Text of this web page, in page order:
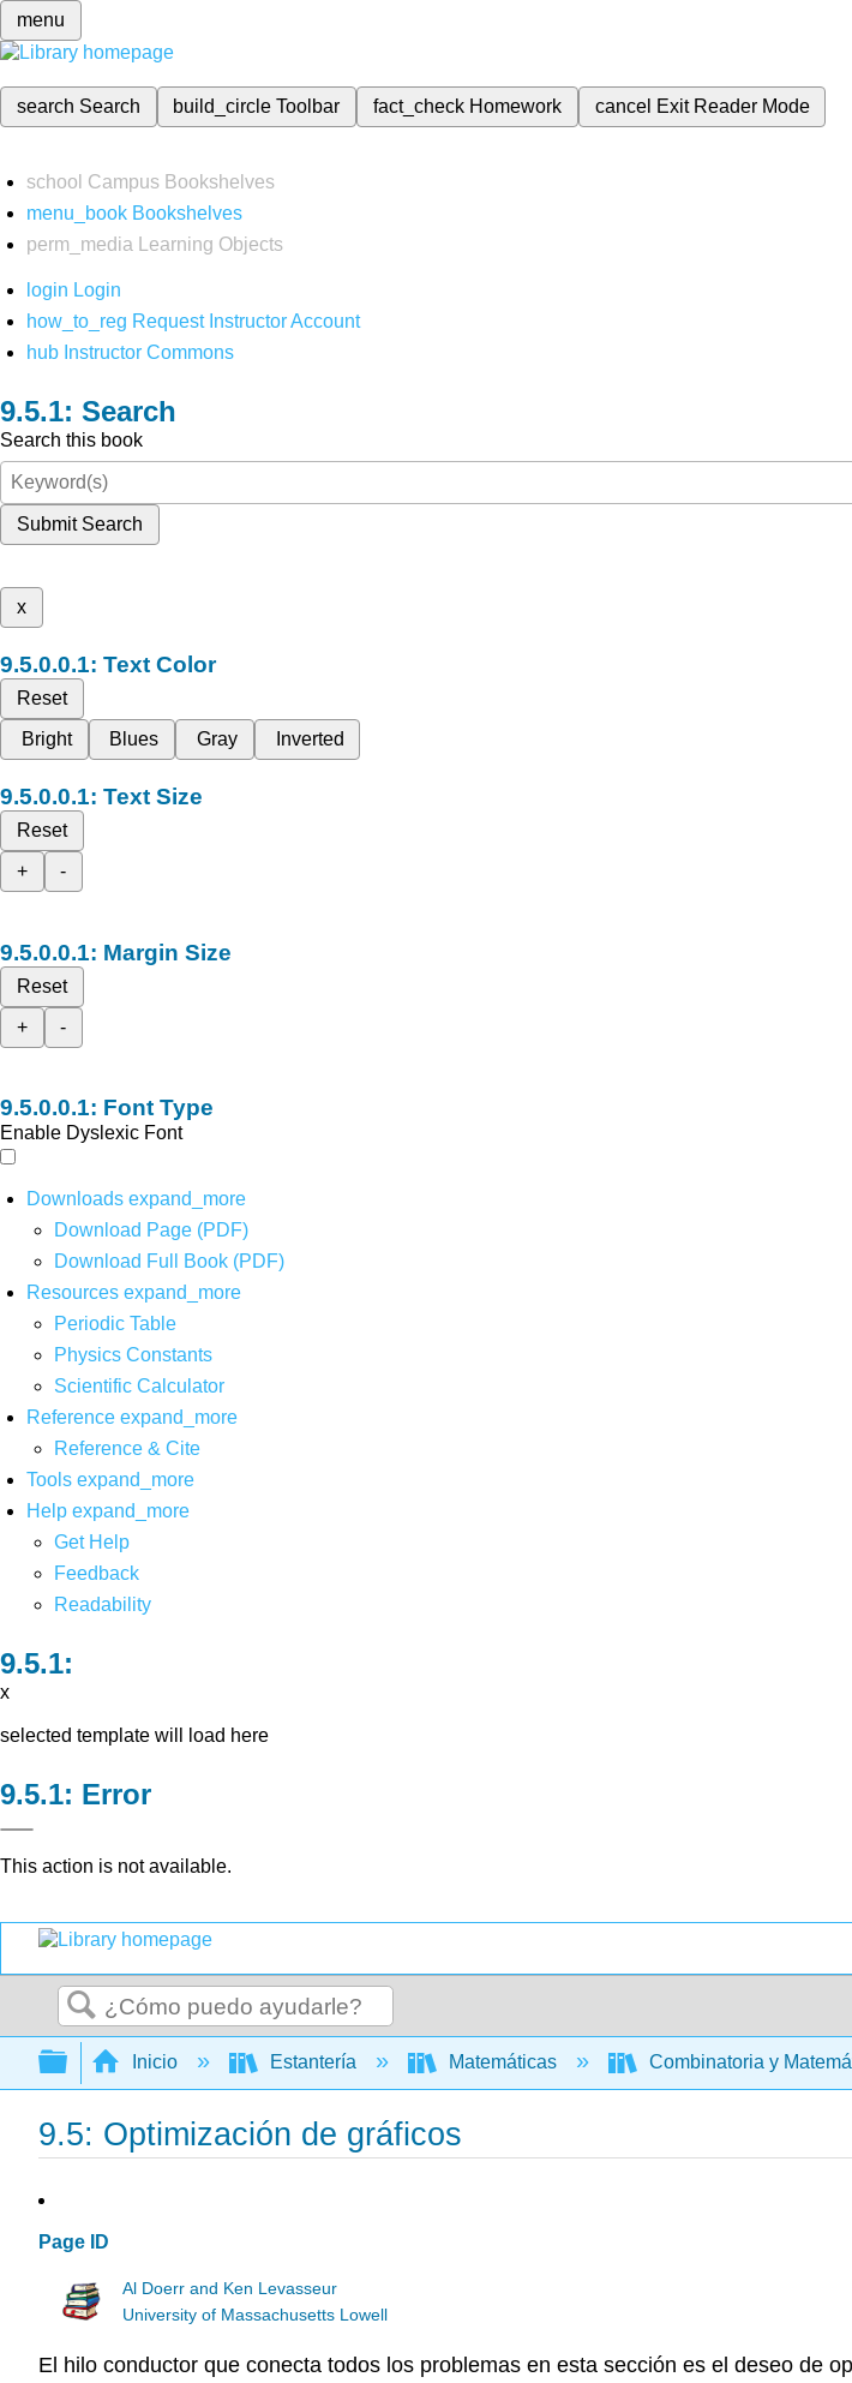
menu
search Search build_circleToolbar fact_check Homework cancel Exit Reader Mode
school Campus Bookshelves
menu_book Bookshelves
perm_media
Learning Objects
login Login
how_to_reg Request Instructor Account
hub Instructor Commons
Search
Search this book
Submit Search
x
Text Color
Reset
Bright
Blues Gray Inverted
Text Size
Reset
+
-
Margin Size
Reset
+
-
Font Type
Enable Dyslexic Font
Downloads expand_more
Download Page (PDF)
Download Full Book (PDF)
Resources expand_more
Periodic Table
Physics Constants
Scientific Calculator
Reference expand_more
Reference & Cite
Tools expand_more
Help expand_more
Get Help
Feedback
Readability
x
selected template will load here
Error
This action is not available.
Buscar
Expandir/contraer jerarquía global
Inicio Estantería Matemáticas Combinatoria y
9.5: Optimización de gráficos
Page ID
Al Doerr and Ken Levasseur
University of Massachusetts Lowell
El hilo conductor que conecta todos los problemas en esta sección es el deseo de